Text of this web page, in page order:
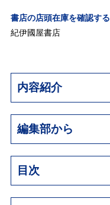
書店の店頭在庫を確認する
紀伊國屋書店
内容紹介
編集部から
目次